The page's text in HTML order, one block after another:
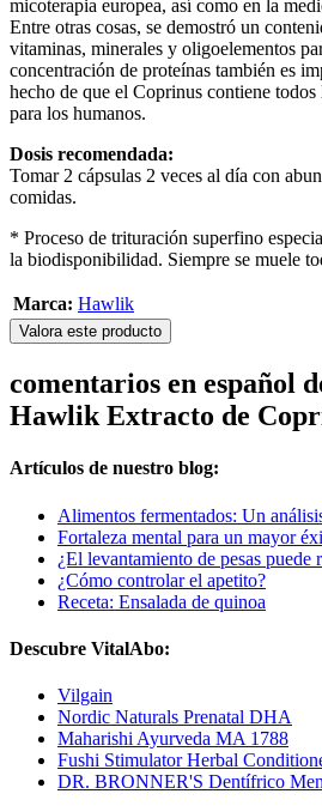
micoterapia europea, así como en la
Entre otras cosas, se demostró un
vitaminas, minerales y oligoelementos
concentración de proteínas también es
hecho de que el Coprinus contiene todos
para los humanos.
Dosis recomendada:
Tomar 2 cápsulas 2 veces al día con
comidas.
* Proceso de trituración superfino
la biodisponibilidad. Siempre se muele
Marca: Hawlik
Valora este producto
comentarios en español
Hawlik Extracto de
Artículos de nuestro blog:
Alimentos fermentados: Un
Fortaleza mental para un mayor
¿El levantamiento de pesas puede
¿Cómo controlar el apetito?
Receta: Ensalada de quinoa
Descubre VitalAbo:
Vilgain
Nordic Naturals Prenatal DHA
Maharishi Ayurveda MA 1788
Fushi Stimulator Herbal
DR. BRONNER'S Dentífrico